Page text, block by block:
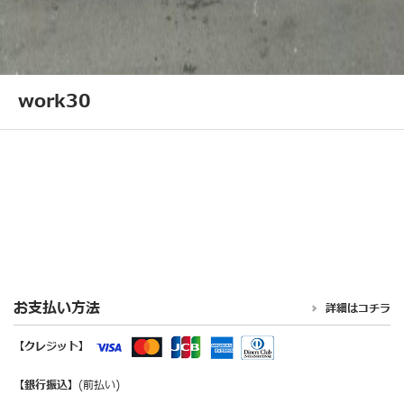
work30
お支払い方法 詳細はコチラ
【クレジット】
【銀行振込】 (前払い)